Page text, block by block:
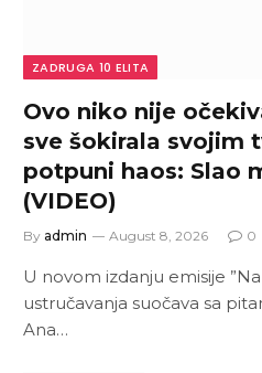
ZADRUGA 10 ELITA
Ovo niko nije
sve šokirala svojim
potpuni haos: Slao
(VIDEO)
By admin August 8, 2026 0
U novom izdanju emisije
ustručavanja suočava sa
Ana…